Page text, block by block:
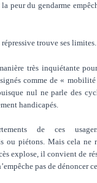
peur du gendarme
trouve ses
très inquiétante
comme de «
nul ne parle des
handicapés.
de ces
ou piétons. Mais cela ne
explose, il convient de
pas de dénoncer